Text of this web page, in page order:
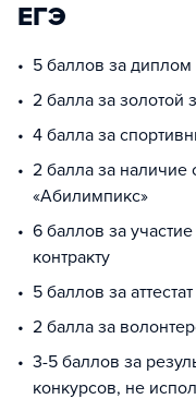
ЕГЭ
5 баллов за
2 балла за золотой
4 балла за
2 балла за наличие
«Абилимпикс»
6 баллов за
контракту
5 баллов за
2 балла за
3-5 баллов за
конкурсов, не